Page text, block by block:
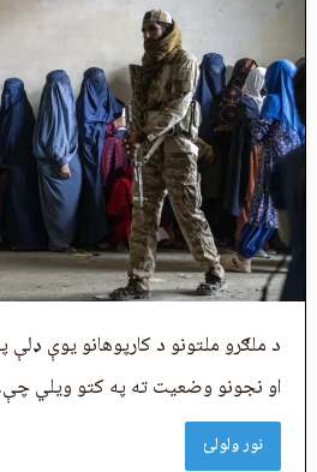
د ملګرو ملتونو د کارپوهانو یوې
او نجونو وضعیت ته په کتو ویلي
نور ولولئ